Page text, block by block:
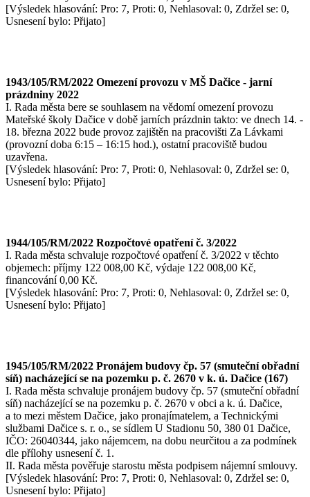
[Výsledek hlasování: Pro: 7, Proti: 0, Nehlasoval: 0, Zdržel se: 0,
Usnesení bylo: Přijato]
1943/105/RM/2022 Omezení provozu v MŠ Dačice - jarní
prázdniny 2022
I. Rada města bere se souhlasem na vědomí omezení provozu
Mateřské školy Dačice v době jarních prázdnin takto: ve dnech 14. -
18. března 2022 bude provoz zajištěn na pracovišti Za Lávkami
(provozní doba 6:15 – 16:15 hod.), ostatní pracoviště budou
uzavřena.
[Výsledek hlasování: Pro: 7, Proti: 0, Nehlasoval: 0, Zdržel se: 0,
Usnesení bylo: Přijato]
1944/105/RM/2022 Rozpočtové opatření č. 3/2022
I. Rada města schvaluje rozpočtové opatření č. 3/2022 v těchto
objemech: příjmy 122 008,00 Kč, výdaje 122 008,00 Kč,
financování 0,00 Kč.
[Výsledek hlasování: Pro: 7, Proti: 0, Nehlasoval: 0, Zdržel se: 0,
Usnesení bylo: Přijato]
1945/105/RM/2022 Pronájem budovy čp. 57 (smuteční obřadní
síň) nacházející se na pozemku p. č. 2670 v k. ú. Dačice (167)
I. Rada města schvaluje pronájem budovy čp. 57 (smuteční obřadní
síň) nacházející se na pozemku p. č. 2670 v obci a k. ú. Dačice,
a to mezi městem Dačice, jako pronajímatelem, a Technickými
službami Dačice s. r. o., se sídlem U Stadionu 50, 380 01 Dačice,
IČO: 26040344, jako nájemcem, na dobu neurčitou a za podmínek
dle přílohy usnesení č. 1.
II. Rada města pověřuje starostu města podpisem nájemní smlouvy.
[Výsledek hlasování: Pro: 7, Proti: 0, Nehlasoval: 0, Zdržel se: 0,
Usnesení bylo: Přijato]